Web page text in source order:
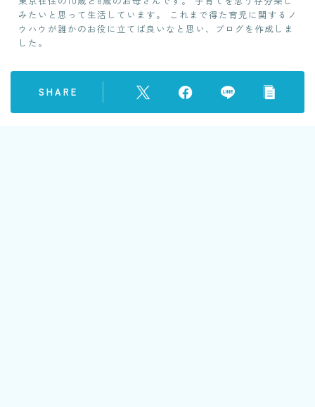
みたいと思って生活しています。 これまで得た育児に関するノ
ウハウが誰かのお役に立てば良いなと思い、ブログを作成しま
した。
SHARE